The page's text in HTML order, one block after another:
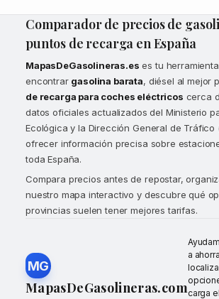
Comparador de precios de
puntos de recarga en España
MapasDeGasolineras.es es tu
encontrar gasolina barata, diésel al mejor
de recarga para coches eléctricos cerca
datos oficiales actualizados del Ministerio
Ecológica y la Dirección General de Tráfico
ofrecer información precisa sobre
toda España.
Compara precios antes de repostar,
nuestro mapa interactivo y descubre qué
provincias suelen tener mejores tarifas.
MG
MapasDeGasolineras.com
a
carga